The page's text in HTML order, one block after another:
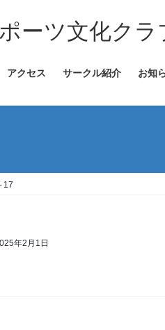
ーツ文化クラ
アクセス サークル紹介 お知
17
年2月1日